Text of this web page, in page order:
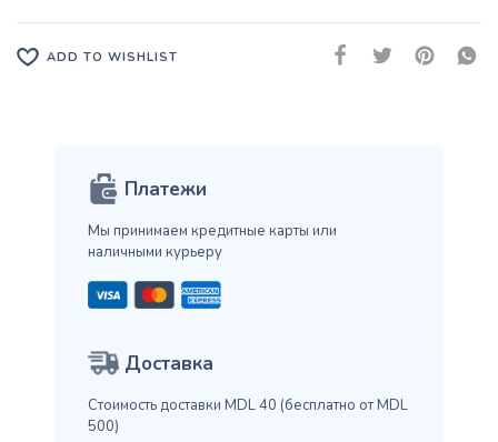
ADD TO WISHLIST
Платежи
Мы принимаем кредитные карты или
наличными курьеру
Доставка
Стоимость доставки MDL 40 (бесплатно от MDL
500)